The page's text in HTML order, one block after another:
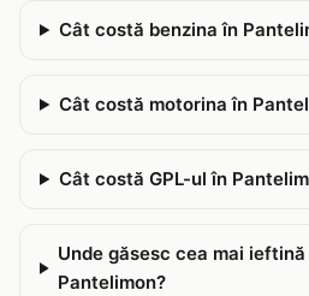
Cât costă benzina în
Cât costă motorina în
Cât costă GPL-ul în
Unde găsesc cea mai
Pantelimon?